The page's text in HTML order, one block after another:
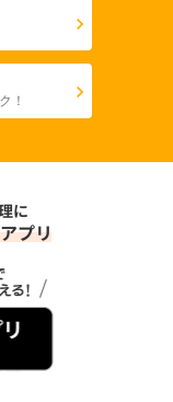
！